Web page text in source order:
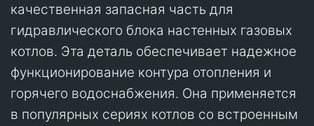
качественная запасная часть для
гидравлического блока настенных газовых
котлов. Эта деталь обеспечивает надежное
функционирование контура отопления и
горячего водоснабжения. Она применяется
в популярных сериях котлов со встроенным